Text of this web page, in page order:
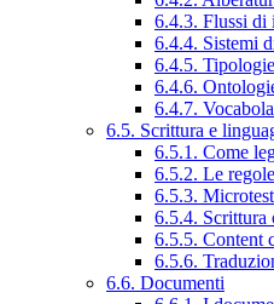
6.4.3. Flussi di
6.4.4. Sistemi
6.4.5.
6.4.6.
6.4.7.
6.5. Scrittura e
6.5.1. Come
6.5.2. Le
6.5.3.
6.5.4. Scrittura
6.5.5. Content
6.5.6.
6.6. Documenti